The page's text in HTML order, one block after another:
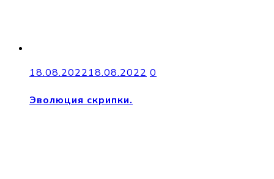
18.08.202218.08.2022 0
Эволюция скрипки.